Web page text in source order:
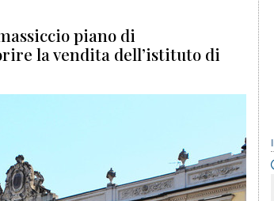
piano di
la vendita dell’istituto di